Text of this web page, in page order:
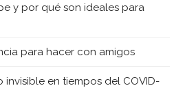
y por qué son ideales para
para hacer con amigos
invisible en tiempos del COVID-